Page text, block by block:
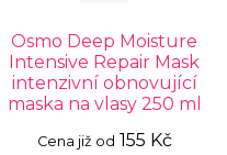
Osmo Deep Moisture
Intensive Repair Mask
intenzivní obnovující
maska na vlasy 250 ml
Cena již od 155 Kč